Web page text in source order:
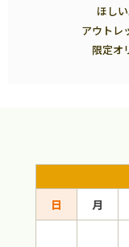
ほし
アウトレ
限定オ
日 月